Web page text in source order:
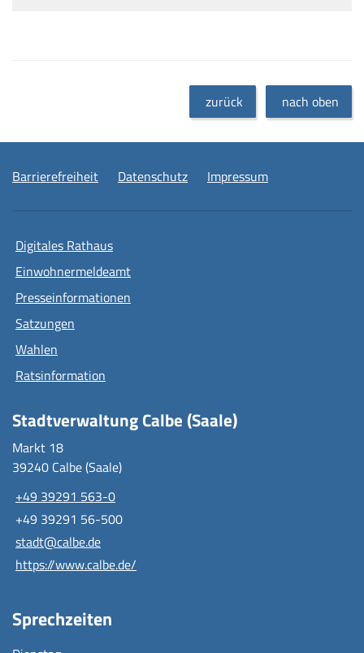
zurück nach oben
Barrierefreiheit Datenschutz Impressum
Digitales Rathaus
Einwohnermeldeamt
Presseinformationen
Satzungen
Wahlen
Ratsinformation
Stadtverwaltung Calbe (Saale)
Markt 18
39240 Calbe (Saale)
+49 39291 563-0
+49 39291 56-500
stadt@calbe.de
https://www.calbe.de/
Sprechzeiten